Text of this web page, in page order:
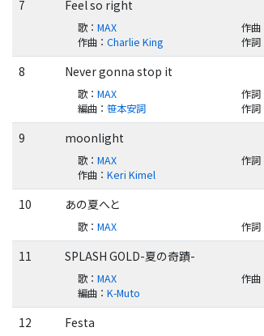
7 Feel so right
歌 ：MAX 作曲
作曲 ：Charlie King 作詞
8 Never gonna stop it
歌 ：MAX 作詞
編曲 ：笹本安詞 作詞
9 moonlight
歌 ：MAX 作詞
作曲 ：Keri Kimel
10 あの夏へと
歌 ：MAX 作詞
11 SPLASH GOLD-夏の奇蹟-
歌 ：MAX 作曲
編曲 ：K-Muto
12 Festa